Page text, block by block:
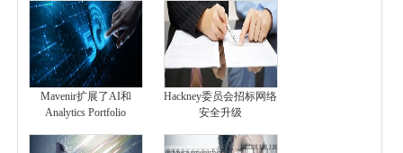
Mavenir扩展了AI和
Analytics Portfolio
Hackney委员会招标网络
安全升级